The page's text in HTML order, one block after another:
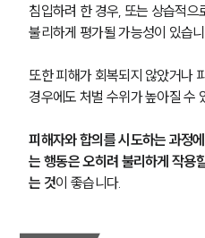
침입하려 한 경우, 또는 상습적
불리하게 평가될 가능성이 있습
또한 피해가 회복되지 않았거나
경우에도 처벌 수위가 높아질 수
피해자와 합의를 시도하는 과정
는 행동은 오히려 불리하게 작용
는 것이 좋습니다.